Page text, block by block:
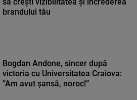
brandului tău
Bogdan Andone, sincer după
victoria cu Universitatea Craiova:
”Am avut șansă, noroc!”